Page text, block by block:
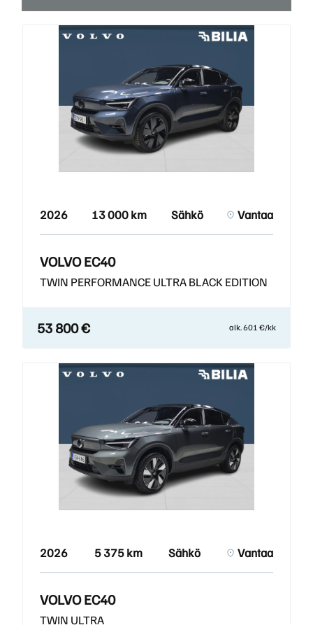
2026 13 000 km Sähkö Vantaa
VOLVO EC40
TWIN PERFORMANCE ULTRA BLACK EDITION
53 800 € alk. 601 €/kk
2026 5 375 km Sähkö Vantaa
VOLVO EC40
TWIN ULTRA